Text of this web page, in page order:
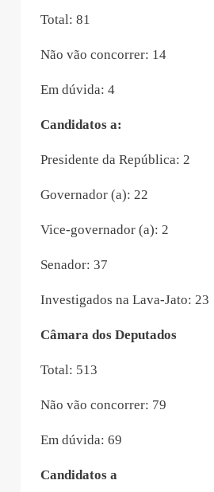
Total: 81
Não vão concorrer: 14
Em dúvida: 4
Candidatos a:
Presidente da República: 2
Governador (a): 22
Vice-governador (a): 2
Senador: 37
Investigados na Lava-Jato: 23
Câmara dos Deputados
Total: 513
Não vão concorrer: 79
Em dúvida: 69
Candidatos a